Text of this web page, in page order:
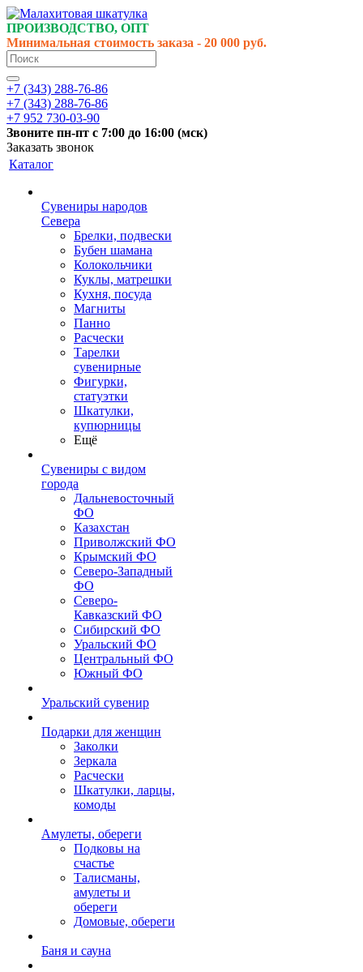
ПРОИЗВОДСТВО, ОПТ
Минимальная стоимость заказа - 20 000 руб.
+7 (343) 288-76-86
+7 (343) 288-76-86
+7 952 730-03-90
Звоните пн-пт с 7:00 до 16:00 (мск)
Заказать звонок
Каталог
Сувениры народов
Севера
Брелки, подвески
Бубен шамана
Колокольчики
Куклы, матрешки
Кухня, посуда
Магниты
Панно
Расчески
Тарелки
сувенирные
Фигурки,
статуэтки
Шкатулки,
купюрницы
Ещё
Сувениры с видом
города
Дальневосточный
ФО
Казахстан
Приволжский ФО
Крымский ФО
Северо-Западный
ФО
Северо-
Кавказский ФО
Сибирский ФО
Уральский ФО
Центральный ФО
Южный ФО
Уральский сувенир
Подарки для женщин
Заколки
Зеркала
Расчески
Шкатулки, ларцы,
комоды
Амулеты, обереги
Подковы на
счастье
Талисманы,
амулеты и
обереги
Домовые, обереги
Баня и сауна